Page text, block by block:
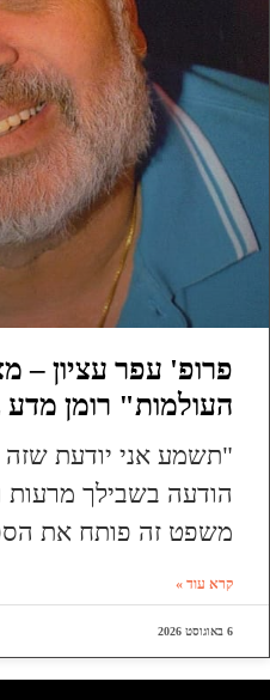
פרופ' עפר עציון –
העולמות" רומן מדע
"תשמע אני יודעת שזה
הודעה בשבילך
משפט זה פותח את
קרא עוד »
6 באוגוסט 2026